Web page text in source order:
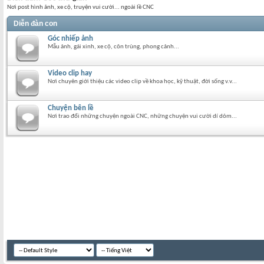
Nơi post hình ảnh, xe cộ, truyện vui cười... ngoài lề CNC
Diễn đàn con
Góc nhiếp ảnh
Mẫu ảnh, gái xinh, xe cộ, côn trùng, phong cảnh...
Video clip hay
Nơi chuyên giới thiệu các video clip về khoa học, kỹ thuật, đời sống v.v...
Chuyện bên lề
Nơi trao đổi những chuyện ngoài CNC, những chuyện vui cười dí dỏm...